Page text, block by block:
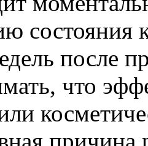
состояния
после
что
причина